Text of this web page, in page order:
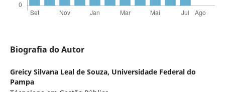
Biografia do Autor
Greicy Silvana Leal de Souza, Universidade Federal do
Pampa